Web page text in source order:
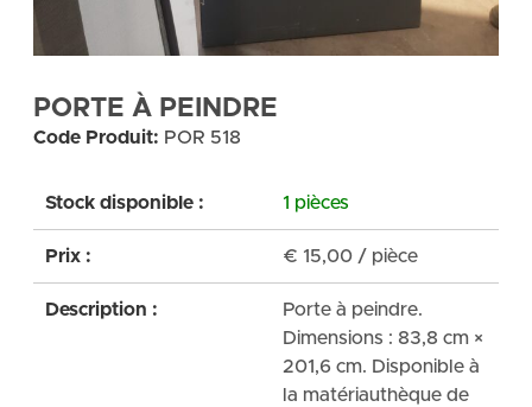
PORTE À PEINDRE
Code Produit: POR 518
Stock disponible : 1 pièces
Prix : € 15,00 / pièce
Description :
Porte à peindre.
Dimensions : 83,8 cm ×
201,6 cm. Disponible à
la matériauthèque de